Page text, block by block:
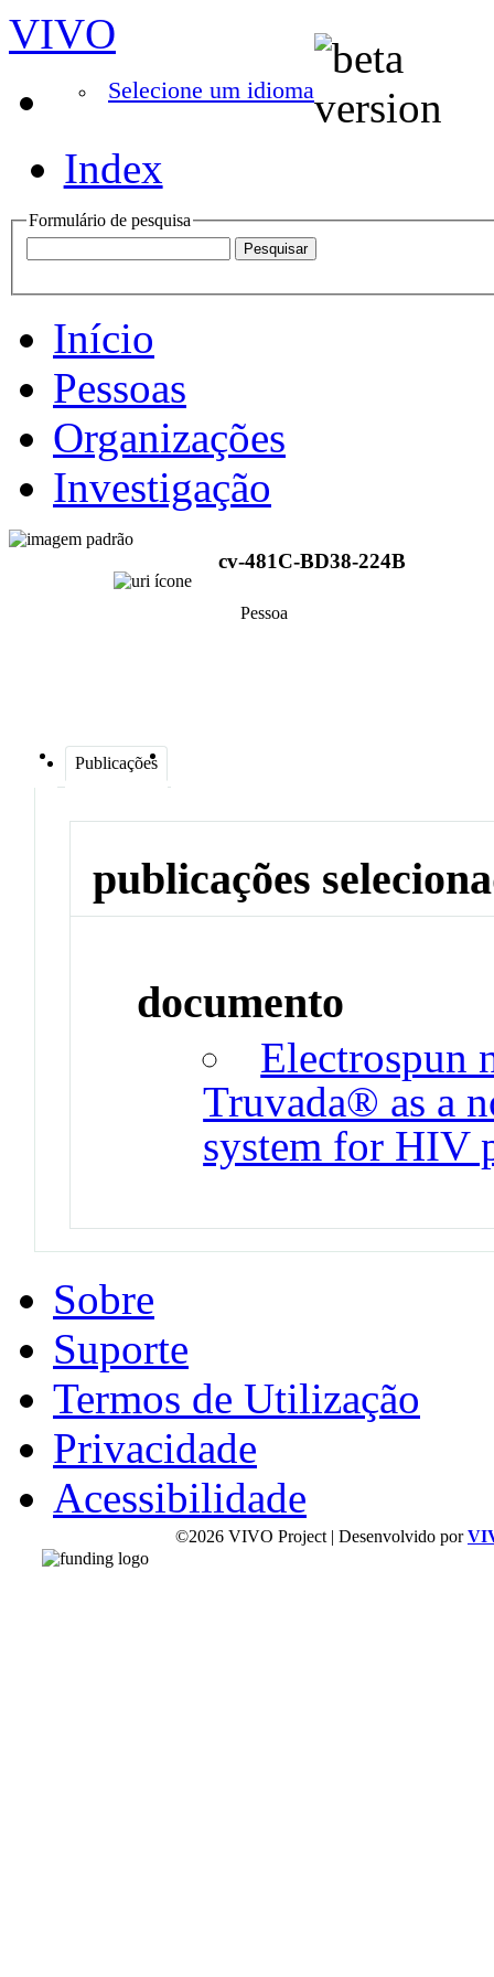
VIVO
Selecione um idioma
Index
Formulário de pesquisa
Início
Pessoas
Organizações
Investigação
cv-481C-BD38-224B
Pessoa
Publicações
publicações
documento
Electrospun
Truvada® as a
system for HIV
Sobre
Suporte
Termos de Utilização
Privacidade
Acessibilidade
©2026 VIVO Project | Desenvolvido por